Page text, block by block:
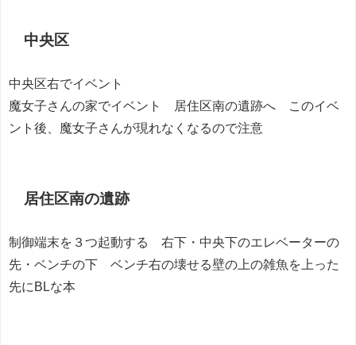
中央区
中央区右でイベント
魔女子さんの家でイベント 居住区南の遺跡へ このイベ
ント後、魔女子さんが現れなくなるので注意
居住区南の遺跡
制御端末を３つ起動する 右下・中央下のエレベーターの
先・ベンチの下 ベンチ右の壊せる壁の上の雑魚を上った
先にBLな本